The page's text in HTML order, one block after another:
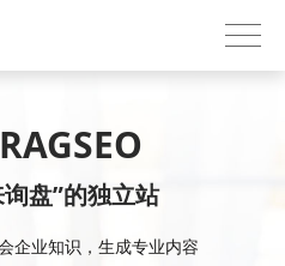
盘”的独立站
企业知识，生成专业内容
下载APP